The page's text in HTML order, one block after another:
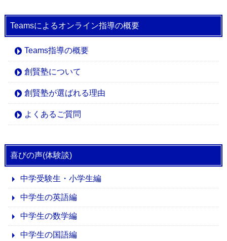
Teamsによるオンライン指導の概要
Teams指導の概要
創賢塾について
創賢塾が選ばれる理由
よくあるご質問
喜びの声(体験談)
中学受験生・小学生編
中学生の英語編
中学生の数学編
中学生の国語編